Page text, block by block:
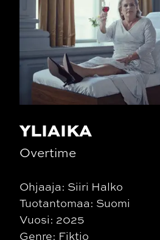
YLIAIKA
Overtime
Ohjaaja: Siiri Halko
Tuotantomaa: Suomi
Vuosi: 2025
Genre: Fiktio